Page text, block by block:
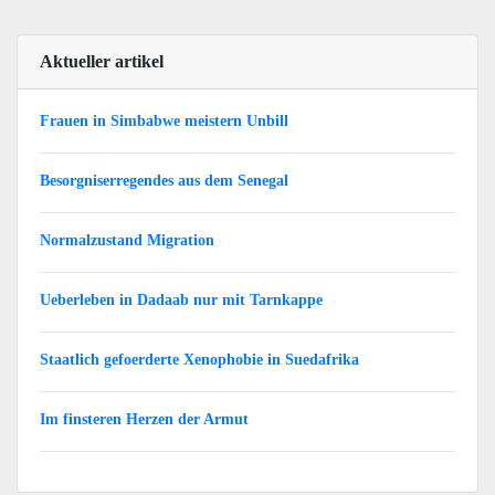
Aktueller artikel
Frauen in Simbabwe meistern Unbill
Besorgniserregendes aus dem Senegal
Normalzustand Migration
Ueberleben in Dadaab nur mit Tarnkappe
Staatlich gefoerderte Xenophobie in Suedafrika
Im finsteren Herzen der Armut